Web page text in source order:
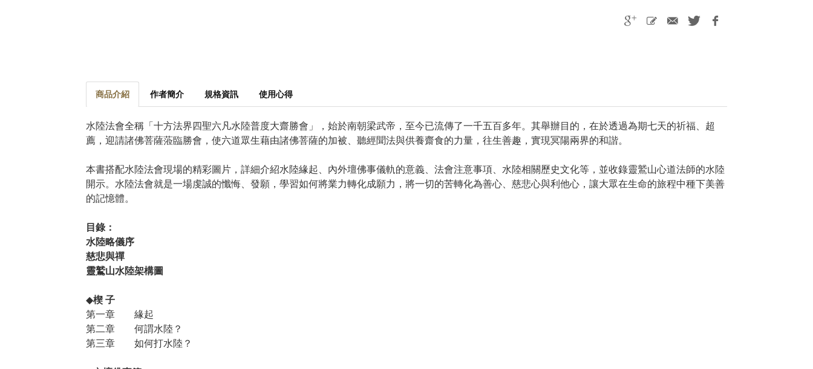
商品介紹 作者簡介 規格資訊 使用心得
水陸法會全稱「十方法界四聖六凡水陸普度大齋勝會」，始於南朝梁武帝，至今已流傳了一千五百多年。其舉辦目的，在於透過為期七天的祈福、超
薦，迎請諸佛菩薩蒞臨勝會，使六道眾生藉由諸佛菩薩的加被、聽經聞法與供養齋食的力量，往生善趣，實現冥陽兩界的和諧。
本書搭配水陸法會現場的精彩圖片，詳細介紹水陸緣起、內外壇佛事儀軌的意義、法會注意事項、水陸相關歷史文化等，並收錄靈鷲山心道法師的水陸
開示。水陸法會就是一場虔誠的懺悔、發願，學習如何將業力轉化成願力，將一切的苦轉化為善心、慈悲心與利他心，讓大眾在生命的旅程中種下美善
的記憶體。
目錄：
水陸略儀序
慈悲與禪
靈鷲山水陸架構圖
◆楔 子
第一章 緣起
第二章 何謂水陸？
第三章 如何打水陸？